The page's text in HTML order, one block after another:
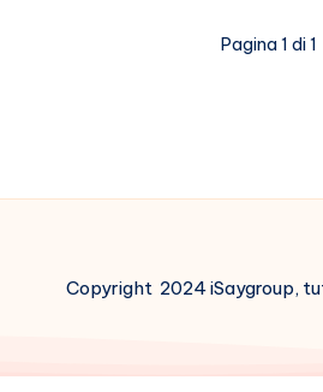
Pagina 1 di 1
Copyright 2024 iSaygroup,